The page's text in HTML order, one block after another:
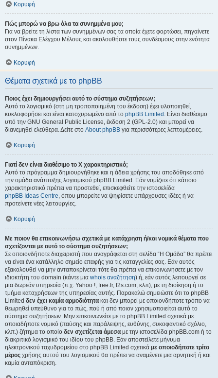
Κορυφή
Πώς μπορώ να βρω όλα τα συνημμένα μου;
Για να βρείτε τη λίστα των συνημμένων σας τα οποία έχετε φορτώσει, πηγαίνετε
στον Πίνακα Ελέγχου Μέλους και ακολουθήστε τους συνδέσμους στην ενότητα
συνημμένων.
Κορυφή
Θέματα σχετικά με το phpBB
Ποιος έχει δημιουργήσει αυτό το σύστημα συζητήσεων;
Αυτό το λογισμικό (στη μη τροποποιημένη του έκδοση) έχει υλοποιηθεί,
κυκλοφορήσει και είναι κατοχυρωμένο από το phpBB Limited . Είναι διαθέσιμο
υπό την GNU General Public License, έκδοση 2 (GPL-2.0) και μπορεί να
διανεμηθεί ελεύθερα. Δείτε στο About phpBB για περισσότερες λεπτομέρειες.
Κορυφή
Γιατί δεν είναι διαθέσιμο το Χ χαρακτηριστικό;
Αυτό το πρόγραμμα δημιουργήθηκε και η άδεια χρήσης του αποδόθηκε από
την ομάδα ανάπτυξης λογισμικού phpBB Limited. Εάν νομίζετε ότι κάποιο
χαρακτηριστικό πρέπει να προστεθεί, επισκεφθείτε την ιστοσελίδα
phpBB Ideas Centre, όπου μπορείτε να ψηφίσετε υπάρχουσες ιδέες ή να
προτείνετε νέες λειτουργίες.
Κορυφή
Με ποιον θα επικοινωνήσω σχετικά με κατάχρηση ή/και νομικά θέματα που
σχετίζονται με αυτό το σύστημα συζητήσεων;
Σε οποιονδήποτε διαχειριστή που αναγράφεται στη σελίδα “Η Ομάδα” θα πρέπει
να είναι ένα κατάλληλο σημείο επαφής για τις καταγγελίες σας. Εάν αυτός
εξακολουθεί να μην ανταποκρίνεται τότε θα πρέπει να επικοινωνήσετε με τον
ιδιοκτήτη του domain (κάντε μια whois αναζήτηση) ή, εάν αυτός λειτουργεί σε
μια δωρεάν υπηρεσία (π.χ. Yahoo !, free.fr, f2s.com, κλπ), με τη διοίκηση ή το
τμήμα καταχρήσεων της υπηρεσίας αυτής. Παρακαλώ σημειώστε ότι το phpBB
Limited δεν έχει καμία αρμοδιότητα και δεν μπορεί με οποιονδήποτε τρόπο να
θεωρηθεί υπεύθυνο για το πώς, πού ή από ποιον χρησιμοποιείται αυτό το
σύστημα συζητήσεων. Μην επικοινωνείτε με το phpBB Limited σχετικά με
οποιαδήποτε νομικό (παύσης και παράλειψης, ευθύνης, συκοφαντικό σχόλιο,
κλπ.) ζήτημα το οποίο δεν σχετίζεται άμεσα με την ιστοσελίδα phpBB.com ή το
διακριτικό λογισμικό του ιδίου του phpBB. Εάν αποστείλετε μήνυμα
ηλεκτρονικού ταχυδρομείου στο phpBB Limited σχετικά με οποιοδήποτε τρίτο
μέρος χρήσης αυτού του λογισμικού θα πρέπει να αναμένετε μια αρνητική ή και
καμία ανταπόκριση.